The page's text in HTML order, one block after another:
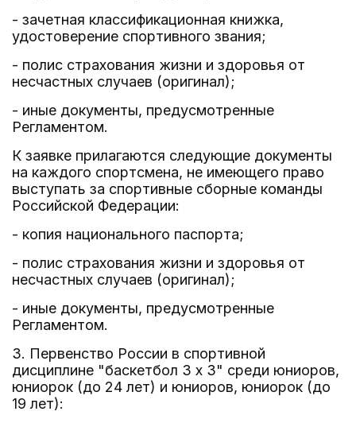
- зачетная классификационная книжка,
удостоверение спортивного звания;
- полис страхования жизни и здоровья от
несчастных случаев (оригинал);
- иные документы, предусмотренные
Регламентом.
К заявке прилагаются следующие документы
на каждого спортсмена, не имеющего право
выступать за спортивные сборные команды
Российской Федерации:
- копия национального паспорта;
- полис страхования жизни и здоровья от
несчастных случаев (оригинал);
- иные документы, предусмотренные
Регламентом.
3. Первенство России в спортивной
дисциплине "баскетбол 3 x 3" среди юниоров,
юниорок (до 24 лет) и юниоров, юниорок (до
19 лет):